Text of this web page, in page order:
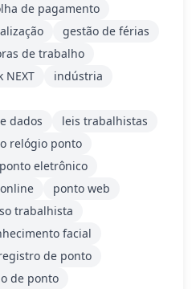
de pagamento
gestão de férias
de trabalho
NEXT
indústria
dados
leis trabalhistas
relógio ponto
ponto eletrônico
ponto web
trabalhista
facial
de ponto
de ponto